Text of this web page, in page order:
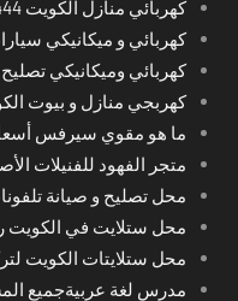
كهربائي منازل الكويت 65742444
كهربائي و ميكانيكي سيارات
كهربائي وميكانيكي
كهربجي منازل و بيوت
ما هو مقوي سيرفس
متجر الفهود للفنيلات
محل تصليح و صيانة
محل ستلايت في الكويت رقم
محل ستلايتات الكويت
مدرس لغة عربيةجميع